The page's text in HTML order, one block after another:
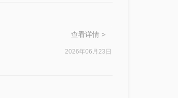
查看详情 >
2026年06月23日